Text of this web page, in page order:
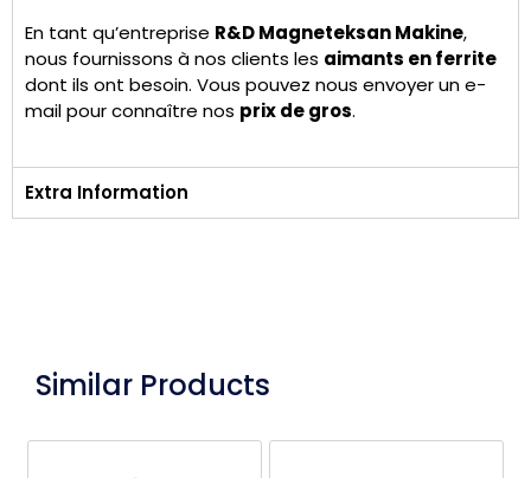
En tant qu’entreprise R&D Magneteksan Makine,
nous fournissons à nos clients les aimants en ferrite
dont ils ont besoin. Vous pouvez nous envoyer un e-
mail pour connaître nos prix de gros.
Extra Information
Similar Products